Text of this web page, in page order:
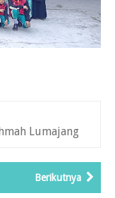
Lumajang
Berikutnya